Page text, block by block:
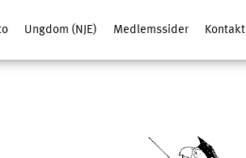
Ungdom (NJE) Medlemssider Kontakt